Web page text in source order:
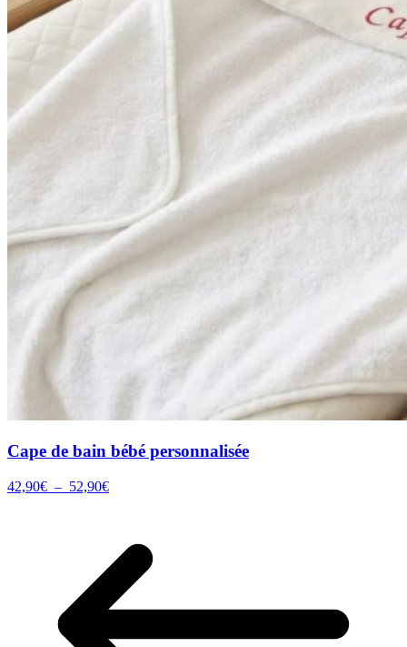
Cape de bain bébé personnalisée
42,90€ – 52,90€Plage
52,90€